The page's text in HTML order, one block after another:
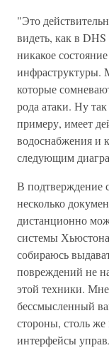
"Это
видеть, как в
никакое
инфраструктуры.
которые
рода атаки. Ну
примеру, имеет
водоснабжения и
следующим
В подтверждение
несколько
дистанционно
системы
собираюсь
повреждений не
этой техники.
бессмысленный
стороны, столь же
интерфейсы